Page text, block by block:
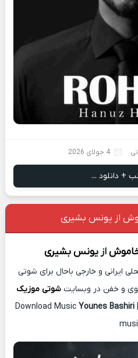
4 جولای 2026
+ دانلود ...
از یونس بشیری
ازیونس بشیری
ایرانی و خارجی باحال برای شوتی
و خفن در وبسایتشوتی موزیک
Download Music Younes Bashiri |